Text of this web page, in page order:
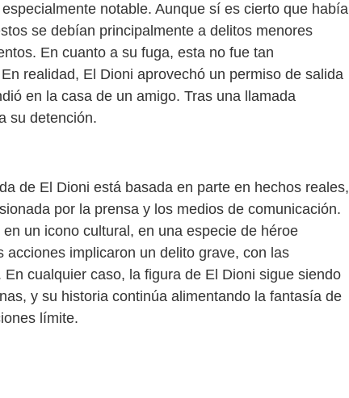
notable. Aunque sí es cierto que había
se debían principalmente a delitos menores
En cuanto a su fuga, esta no fue tan
realidad, El Dioni aprovechó un permiso de salida
en la casa de un amigo. Tras una llamada
su detención.
de El Dioni está basada en parte en hechos reales,
por la prensa y los medios de comunicación.
un icono cultural, en una especie de héroe
implicaron un delito grave, con las
cualquier caso, la figura de El Dioni sigue siendo
y su historia continúa alimentando la fantasía de
límite.